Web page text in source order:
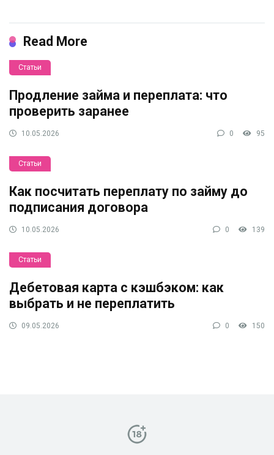
Read More
Статьи
Продление займа и переплата: что
проверить заранее
10.05.2026 0 95
Статьи
Как посчитать переплату по займу до
подписания договора
10.05.2026 0 139
Статьи
Дебетовая карта с кэшбэком: как
выбрать и не переплатить
09.05.2026 0 150